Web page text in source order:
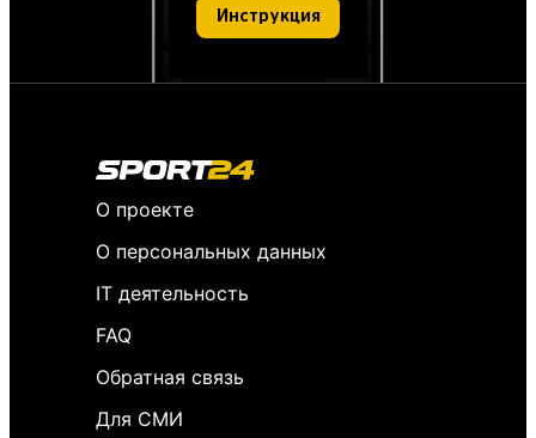
Инструкция
О проекте
О персональных данных
IT деятельность
FAQ
Обратная связь
Для СМИ